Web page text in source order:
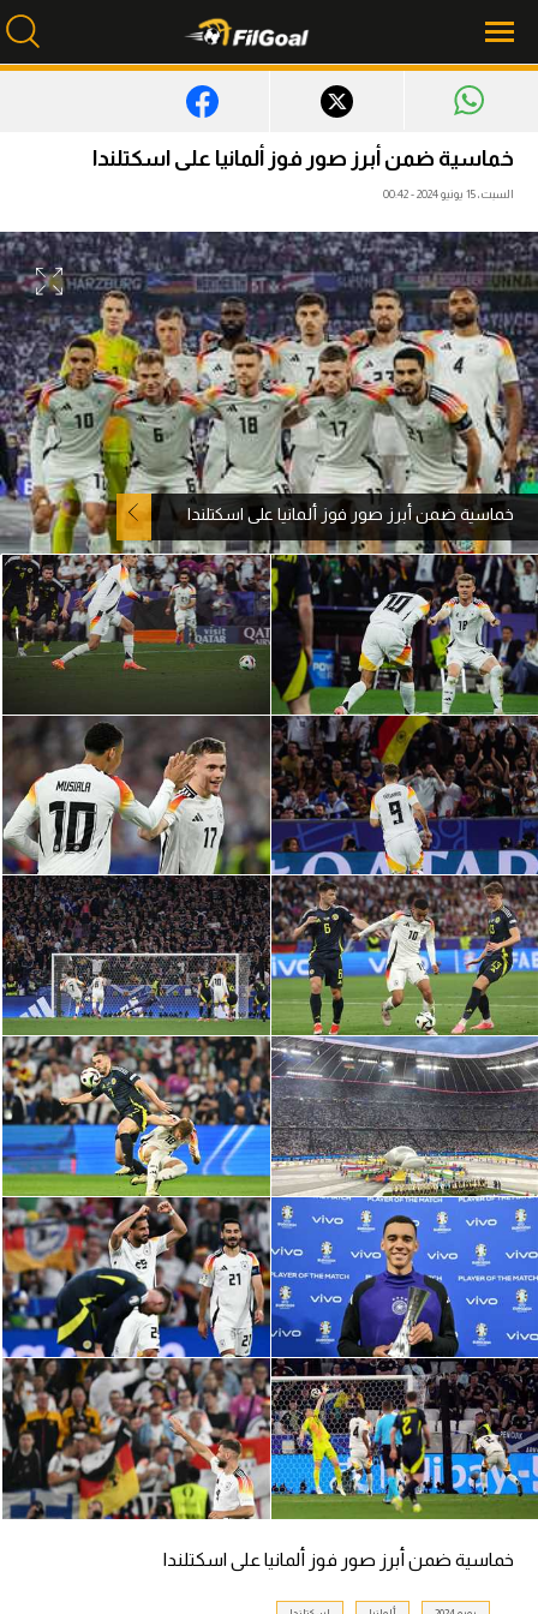
محتوى إخباري
الرئيسية
أخبار
مباريات
ميركاتو
فانتازي في الجول
مسابقة التوقعات
فيديوهات
عدسات
آراء حرة
ركن الألعاب
بطولات
أمريكا 2026
الدوري المصري
الدوري الإنجليزي الممتاز
الدوري الإسباني
الدوري الإيطالي
الدوري الألماني
الدوري الفرنسي
الدوري السعودي للمحترفين
دوري أبطال أوروبا
دوري أبطال إفريقيا
كل البطولات
أقسام
الكرة المصرية
الدوري المصري
الكرة الأوروبية
الكرة الإفريقية
منتخب مصر
خماسية ضمن أبرز صور فوز ألمانيا على اسكتلندا
السبت، 15 يونيو 2024 - 00:42
خماسية ضمن أبرز صور فوز ألمانيا على اسكتلندا
خماسية ضمن أبرز صور فوز ألمانيا على اسكتلندا